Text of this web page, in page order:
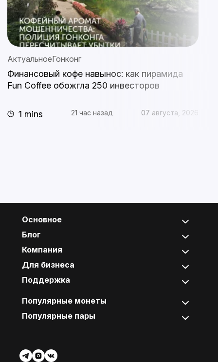
АктуальноеГонконг
Финансовый кофе навынос: как пирамида
Fun Coffee обожгла 250 инвесторов
1 mins 21 час назад 07 августа, 2026
Основное
Блог
Компания
Для бизнеса
Поддержка
Популярные монеты
Популярные пары